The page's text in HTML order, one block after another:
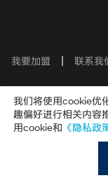
我要加盟 联系我
京ICP备
Copyright © 2002-
我们将使用cookie优
趣偏好进行相关内容
用cookie和 《隐私政